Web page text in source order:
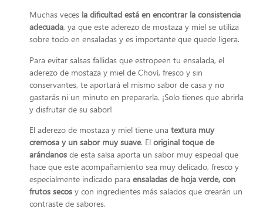
Muchas veces la dificultad está en encontrar la consistencia
adecuada, ya que este aderezo de mostaza y miel se utiliza
sobre todo en ensaladas y es importante que quede ligera.
Para evitar salsas fallidas que estropeen tu ensalada, el
aderezo de mostaza y miel de Choví, fresco y sin
conservantes, te aportará el mismo sabor de casa y no
gastarás ni un minuto en prepararla. ¡Solo tienes que abrirla
y disfrutar de su sabor!
El aderezo de mostaza y miel tiene una textura muy
cremosa y un sabor muy suave. El original toque de
arándanos de esta salsa aporta un sabor muy especial que
hace que este acompañamiento sea muy delicado, fresco y
especialmente indicado para ensaladas de hoja verde, con
frutos secos y con ingredientes más salados que crearán un
contraste de sabores.